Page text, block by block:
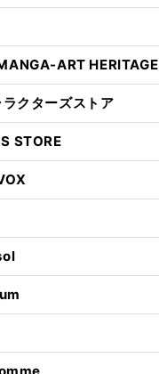
ART HERITAGE
クターズストア
STORE